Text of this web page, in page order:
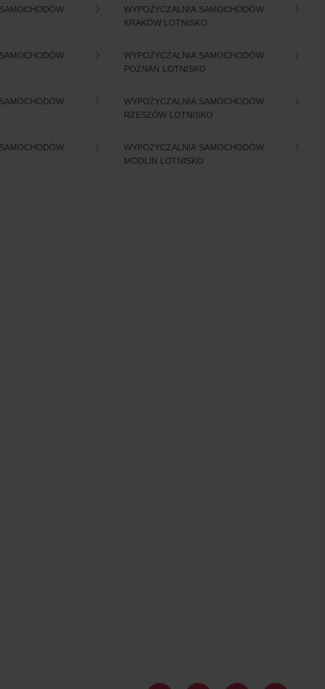
WYPOŻYCZALNIA SAMOCHODÓW
KRAKÓW LOTNISKO
WYPOŻYCZALNIA SAMOCHODÓW
POZNAŃ LOTNISKO
WYPOŻYCZALNIA SAMOCHODÓW
RZESZÓW LOTNISKO
WYPOŻYCZALNIA SAMOCHODÓW
MODLIN LOTNISKO